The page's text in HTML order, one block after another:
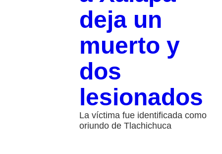
deja un
muerto y
dos
lesionados
La víctima fue identificada como
oriundo de Tlachichuca